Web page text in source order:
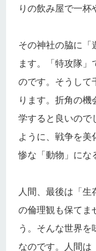
りの飲み屋で一杯
その神社の脇に「
ます。「特攻隊」
のです。そうして
ります。折角の
学すると良いの
ように、戦争を
惨な「動物」にな
人間、最後は「
の倫理観も保てま
う。そんな世界
なのです。人間は